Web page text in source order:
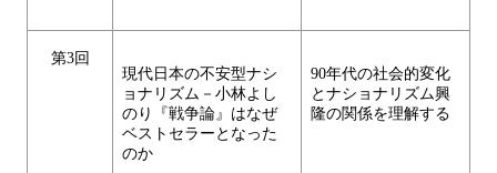
第3回
現代日本の不安型ナシ
ョナリズム－小林よし
のり『戦争論』はなぜ
ベストセラーとなった
のか
90年代の社会的変化
とナショナリズム興
隆の関係を理解する